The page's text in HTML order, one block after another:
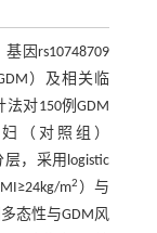
因rs10748709
）及相关临
对150例GDM
（对照组）
，采用logistic
m2 ）与
多态性与GDM风